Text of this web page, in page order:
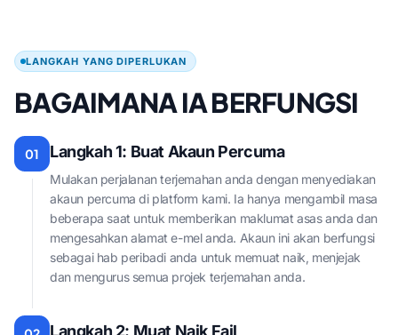
LANGKAH YANG DIPERLUKAN
BAGAIMANA IA BERFUNGSI
01 Langkah 1: Buat Akaun Percuma
Mulakan perjalanan terjemahan anda dengan menyediakan
akaun percuma di platform kami. Ia hanya mengambil masa
beberapa saat untuk memberikan maklumat asas anda dan
mengesahkan alamat e-mel anda. Akaun ini akan berfungsi
sebagai hab peribadi anda untuk memuat naik, menjejak
dan mengurus semua projek terjemahan anda.
Langkah 2: Muat Naik Fail